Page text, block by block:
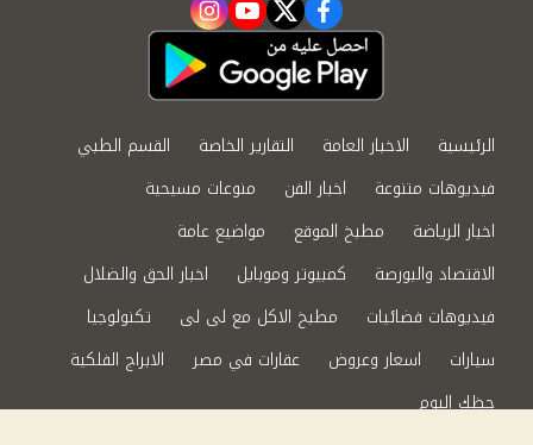
facebook
twitter
youtube
instagram
الرئيسية الاخبار العامة التقارير الخاصة
القسم الطبي
فيديوهات متنوعة
اخبار الفن
منوعات مسيحية
اخبار الرياضة
مطبخ الموقع
مواضيع عامة
الاقتصاد والبورصة
كمبيوتر وموبايل
اخبار الحق والضلال
فيديوهات فضائيات
مطبخ الاكل مع لى لى
تكنولوجيا
سيارات
اسعار وعروض عقارات في مصر
الابراج الفلكية
حظك اليوم